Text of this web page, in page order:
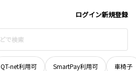
ログイン新規登録
QT-net利用可 SmartPay利用可 車椅子